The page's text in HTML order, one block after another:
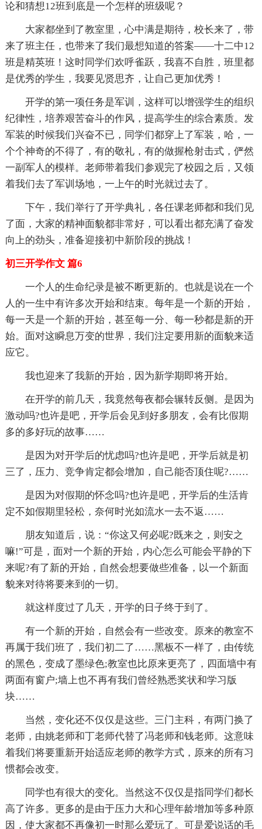
论和猜想12班到底是一个怎样的班级呢？
大家都坐到了教室里，心中满是期待，校长来了，带
来了班主任，也带来了我们最想知道的答案——十二中12
班是精英班！这时同学们欢呼雀跃，我喜不自胜，班里都
是优秀的学生，我要见贤思齐，让自己更加优秀！
开学的第一项任务是军训，这样可以增强学生的组织
纪律性，培养艰苦奋斗的作风，提高学生的综合素质。发
军装的时候我们兴奋不已，同学们都穿上了军装，哈，一
个个神奇的不得了，有的敬礼，有的做握枪射击式，俨然
一副军人的模样。老师带着我们参观完了校园之后，又领
着我们去了军训场地，一上午的时光就过去了。
下午，我们举行了开学典礼，各任课老师都和我们见
了面，大家的精神面貌都非常好，可以看出都充满了奋发
向上的劲头，准备迎接初中新阶段的挑战！
初三开学作文 篇6
一个人的生命纪录是被不断更新的。也就是说在一个
人的一生中有许多次开始和结束。每年是一个新的开始，
每一天是一个新的开始，甚至每一分、每一秒都是新的开
始。面对这瞬息万变的世界，我们注定要用新的面貌来适
应它。
我也迎来了我新的开始，因为新学期即将开始。
在开学的前几天，我竟然每夜都会辗转反侧。是因为
激动吗?也许是吧，开学后会见到好多朋友，会有比假期
多的多好玩的故事……
是因为对开学后的忧虑吗?也许是吧，开学后就是初
三了，压力、竞争肯定都会增加，自己能否顶住呢?……
是因为对假期的怀念吗?也许是吧，开学后的生活肯
定不如假期里轻松，奈何时光如流水一去不返……
朋友知道后，说：“你这又何必呢?既来之，则安之
嘛!”可是，面对一个新的开始，内心怎么可能会平静的下
来呢?有了新的开始，自然会想要做些准备，以一个新面
貌来对待将要来到的一切。
就这样度过了几天，开学的日子终于到了。
有一个新的开始，自然会有一些改变。原来的教室不
再属于我们班了，我们初二了……黑板不一样了，由传统
的黑色，变成了墨绿色;教室也比原来更亮了，四面墙中有
两面有窗户;墙上也不再有我们曾经熟悉奖状和学习版
块……
当然，变化还不仅仅是这些。三门主科，有两门换了
老师，由姚老师和丁老师代替了冯老师和钱老师。这意味
着我们将要重新开始适应老师的教学方式，原来的所有习
惯都会改变。
同学也有很大的变化。当然这不仅仅是指同学们都长
高了许多。更多的是由于压力大和心理年龄增加等多种原
因，使大家都不再像初一时那么爱玩了。可是爱说话的毛